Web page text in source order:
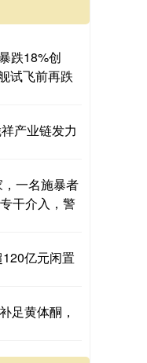
跌18%创
试飞前再跌
产业链发力
一名施暴者
干介入，警
亿元闲置
足黄体酮，